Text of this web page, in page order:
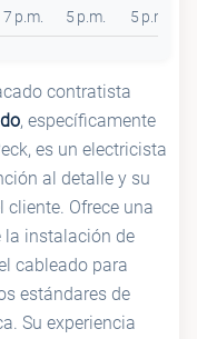
7 p.m.
5 p.m.
5 p.m.
contratista
, específicamente
es un electricista
al detalle y su
Ofrece una
la instalación de
cableado para
estándares de
Su experiencia